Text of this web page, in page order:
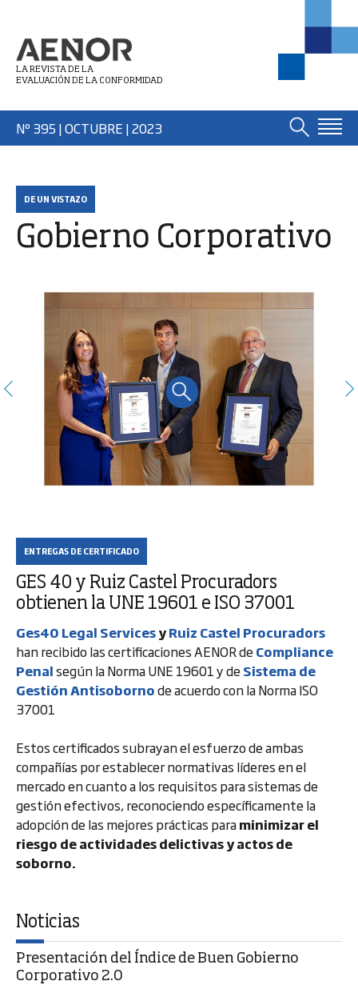
LA REVISTA DE LA
EVALUACIÓN DE LA CONFORMIDAD
Nº 395 | OCTUBRE | 2023
DE UN VISTAZO
Gobierno Corporativo
ENTREGAS DE CERTIFICADO
GES 40 y Ruiz Castel Procuradors
obtienen la UNE 19601 e ISO 37001
Ges40 Legal ServicesyRuiz Castel Procuradors
han recibido las certificaciones AENOR deCompliance
Penalsegún la Norma UNE 19601 y deSistema de
Gestión Antisobornode acuerdo con la Norma ISO
37001
Estos certificados subrayan el esfuerzo de ambas
compañías por establecer normativas líderes en el
mercado en cuanto a los requisitos para sistemas de
gestión efectivos, reconociendo específicamente la
adopción de las mejores prácticas paraminimizar el
riesgo de actividades delictivas y actos de
soborno.
Noticias
Presentación del Índice de Buen Gobierno
Corporativo 2.0